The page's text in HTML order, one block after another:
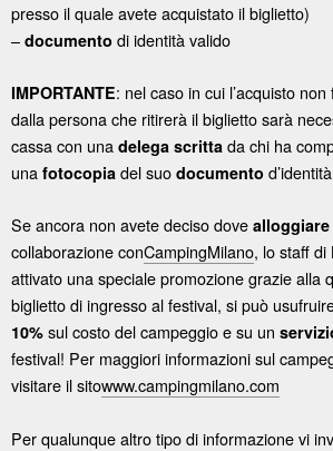
presso il quale avete acquistato il biglietto)
– documento di identità valido
IMPORTANTE: nel caso in cui l’acquisto
dalla persona che ritirerà il biglietto sarà
cassa con una delega scritta da chi ha
una fotocopia del suo documento
Se ancora non avete deciso dove alloggiare
collaborazione conCampingMilano, lo staff di
attivato una speciale promozione grazie alla
biglietto di ingresso al festival, si può
10% sul costo del campeggio e su un
festival! Per maggiori informazioni sul
visitare il sitowww.campingmilano.com
Per qualunque altro tipo di informazione vi